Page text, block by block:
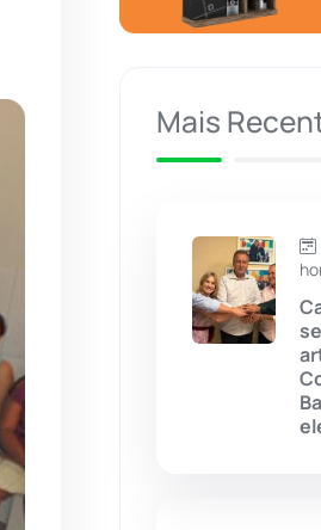
Brumado
Caculé
Caetité
Candiba
Cândido Sales
Mais